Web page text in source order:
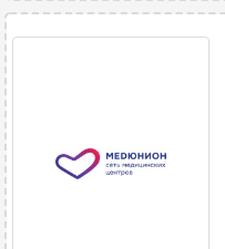
Рентгенология
Сексология